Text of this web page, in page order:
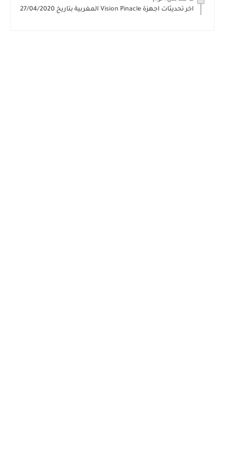
اخر تحديثات اجهزة Vision Pinacle المغربية بتاريخ 27/04/2020